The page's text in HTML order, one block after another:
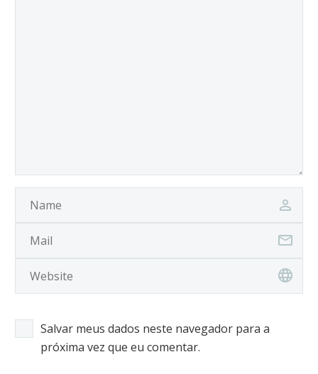
Salvar meus dados neste navegador para a
próxima vez que eu comentar.